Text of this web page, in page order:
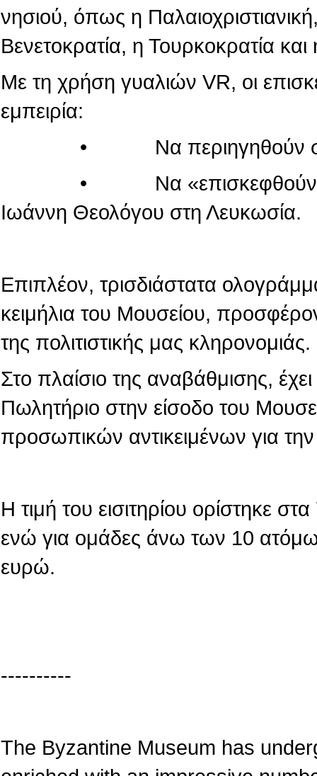
νησιού, όπως η
Βενετοκρατία, η Τουρκοκρατία
Με τη χρήση γυαλιών VR, οι
εμπειρία:
• Να περιηγηθούν στον
• Να «επισκεφθούν» τον
Ιωάννη Θεολόγου στη Λευκωσία.
Επιπλέον, τρισδιάστατα
κειμήλια του Μουσείου,
της πολιτιστικής μας κληρονομιάς.
Στο πλαίσιο της αναβάθμισης,
Πωλητήριο στην είσοδο του
προσωπικών αντικειμένων για
Η τιμή του εισιτηρίου ορίστηκε
ενώ για ομάδες άνω των 10
ευρώ.
----------
The Byzantine Museum has